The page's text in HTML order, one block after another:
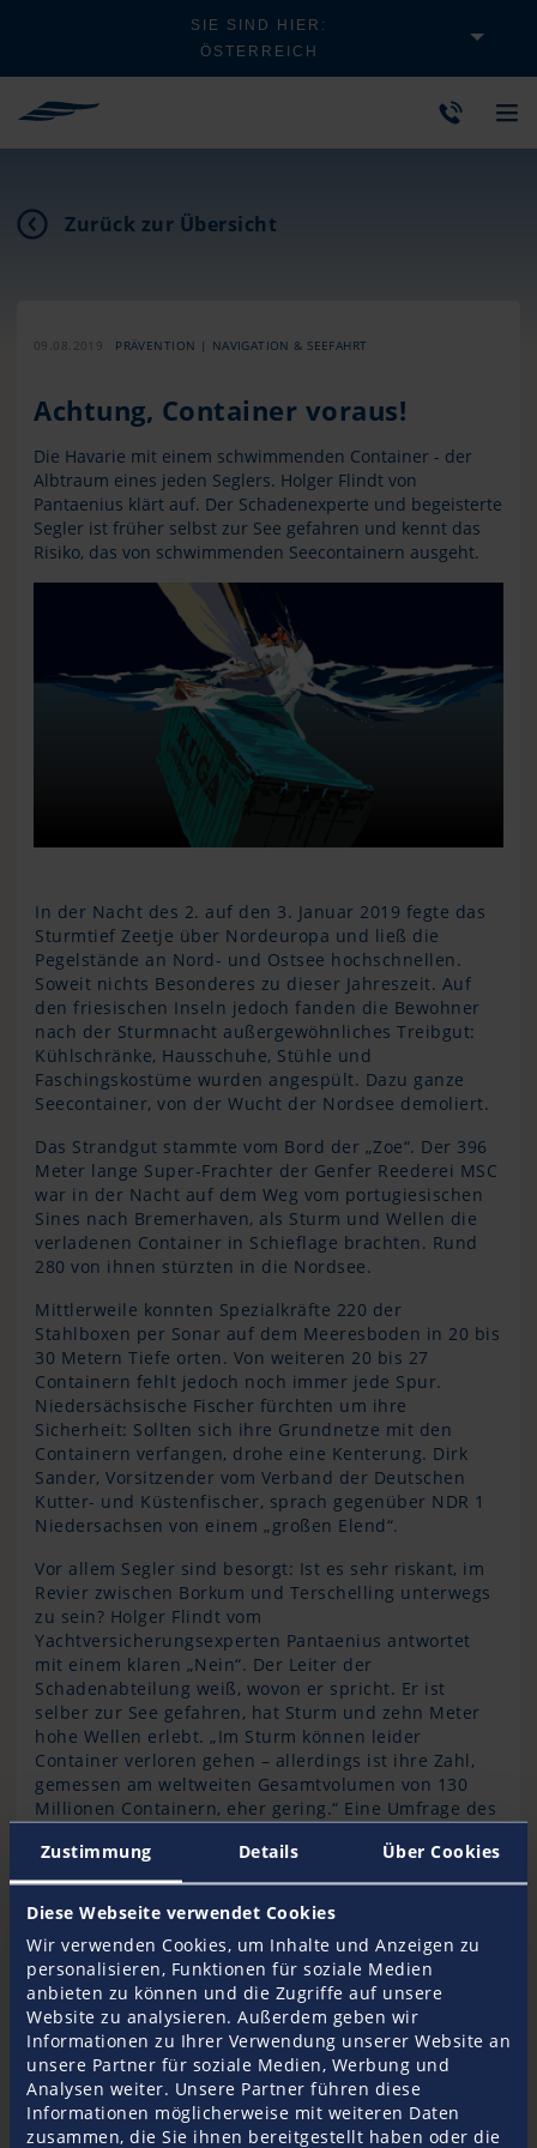
Zustimmung Details Über Cookies
Diese Webseite verwendet Cookies
Wir verwenden Cookies, um Inhalte und Anzeigen zu
personalisieren, Funktionen für soziale Medien
anbieten zu können und die Zugriffe auf unsere
Website zu analysieren. Außerdem geben wir
Informationen zu Ihrer Verwendung unserer Website an
unsere Partner für soziale Medien, Werbung und
Analysen weiter. Unsere Partner führen diese
Informationen möglicherweise mit weiteren Daten
zusammen, die Sie ihnen bereitgestellt haben oder die
SIE SIND HIER:
ÖSTERREICH
Zurück zur Übersicht
09.08.2019 PRÄVENTION | NAVIGATION & SEEFAHRT
Achtung, Container voraus!
Die Havarie mit einem schwimmenden Container - der
Albtraum eines jeden Seglers. Holger Flindt von
Pantaenius klärt auf. Der Schadenexperte und begeisterte
Segler ist früher selbst zur See gefahren und kennt das
Risiko, das von schwimmenden Seecontainern ausgeht.
In der Nacht des 2. auf den 3. Januar 2019 fegte das
Sturmtief Zeetje über Nordeuropa und ließ die
Pegelstände an Nord- und Ostsee hochschnellen.
Soweit nichts Besonderes zu dieser Jahreszeit. Auf
den friesischen Inseln jedoch fanden die Bewohner
nach der Sturmnacht außergewöhnliches Treibgut:
Kühlschränke, Hausschuhe, Stühle und
Faschingskostüme wurden angespült. Dazu ganze
Seecontainer, von der Wucht der Nordsee demoliert.
Das Strandgut stammte vom Bord der „Zoe“. Der 396
Meter lange Super-Frachter der Genfer Reederei MSC
war in der Nacht auf dem Weg vom portugiesischen
Sines nach Bremerhaven, als Sturm und Wellen die
verladenen Container in Schieflage brachten. Rund
280 von ihnen stürzten in die Nordsee.
Mittlerweile konnten Spezialkräfte 220 der
Stahlboxen per Sonar auf dem Meeresboden in 20 bis
30 Metern Tiefe orten. Von weiteren 20 bis 27
Containern fehlt jedoch noch immer jede Spur.
Niedersächsische Fischer fürchten um ihre
Sicherheit: Sollten sich ihre Grundnetze mit den
Containern verfangen, drohe eine Kenterung. Dirk
Sander, Vorsitzender vom Verband der Deutschen
Kutter- und Küstenfischer, sprach gegenüber NDR 1
Niedersachsen von einem „großen Elend“.
Vor allem Segler sind besorgt: Ist es sehr riskant, im
Revier zwischen Borkum und Terschelling unterwegs
zu sein? Holger Flindt vom
Yachtversicherungsexperten Pantaenius antwortet
mit einem klaren „Nein“. Der Leiter der
Schadenabteilung weiß, wovon er spricht. Er ist
selber zur See gefahren, hat Sturm und zehn Meter
hohe Wellen erlebt. „Im Sturm können leider
Container verloren gehen – allerdings ist ihre Zahl,
gemessen am weltweiten Gesamtvolumen von 130
Millionen Containern, eher gering.“ Eine Umfrage des
Prozent aller Containerreedereien weltweit
organisiert sind, ergab einen durchschnittlichen
Verlust von rund 1600 Containern für die Jahre 2014,
Wie groß ist das Risiko, mit einem dieser Container zu
kollidieren? Eher gering, so Holger Flindt. Denn
meistens sinken die Stahlkonstruktionen auf den
Meeresboden. Wie schnell das geht, hängt von vielen
Faktoren ab, vergleichbar wie bei einem sinkenden
Schiff, dessen Bug noch aus dem Wasser ragt. Dass
Container knapp unter der Wasseroberfläche driften,
wie es beispielsweise in dem Film „All is Lost“